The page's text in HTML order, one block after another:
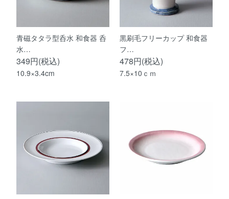
青磁タタラ型呑水 和食器 呑
水…
349円(税込)
10.9×3.4cm
黒刷毛フリーカップ 和食器
フ…
478円(税込)
7.5×10ｃｍ